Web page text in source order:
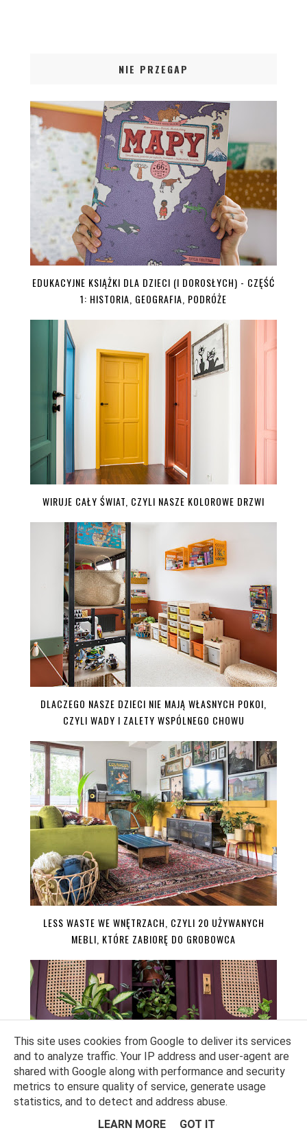
NIE PRZEGAP
EDUKACYJNE KSIĄŻKI DLA DZIECI (I DOROSŁYCH) - CZĘŚĆ
1: HISTORIA, GEOGRAFIA, PODRÓŻE
WIRUJE CAŁY ŚWIAT, CZYLI NASZE KOLOROWE DRZWI
DLACZEGO NASZE DZIECI NIE MAJĄ WŁASNYCH POKOI,
CZYLI WADY I ZALETY WSPÓLNEGO CHOWU
LESS WASTE WE WNĘTRZACH, CZYLI 20 UŻYWANYCH
MEBLI, KTÓRE ZABIORĘ DO GROBOWCA
This site uses cookies from Google to deliver its services
and to analyze traffic. Your IP address and user-agent are
shared with Google along with performance and security
metrics to ensure quality of service, generate usage
statistics, and to detect and address abuse.
LEARN MORE
GOT IT